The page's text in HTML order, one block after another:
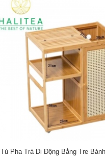
Tủ Pha Trà Di Động Bằng Tre